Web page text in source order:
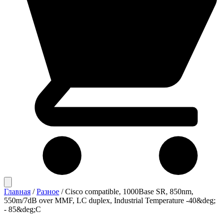
Главная / Разное / Cisco compatible, 1000Base SR, 850nm,
550m/7dB over MMF, LC duplex, Industrial Temperature -40&deg;
- 85&deg;C